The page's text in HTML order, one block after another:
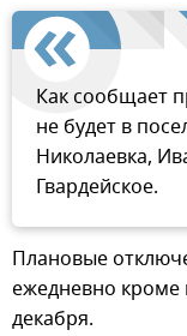
Как сообщает
не будет в
Николаевка,
Гвардейское.
Плановые
ежедневно кроме
декабря.